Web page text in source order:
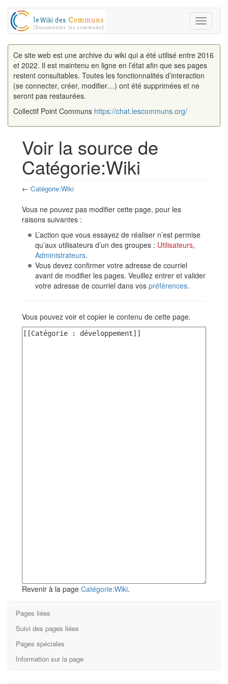
Toggle
Ce site web est une archive du wiki qui a été utilisé entre 2016
et 2022. Il est maintenu en ligne en l’état afin que ses pages
restent consultables. Toutes les fonctionnalités d’interaction
(se connecter, créer, modifier…) ont été supprimées et ne
seront pas restaurées.
Collectif Point Communs https://chat.lescommuns.org/
Voir la source de
Catégorie:Wiki
← Catégorie:Wiki
Vous ne pouvez pas modifier cette page, pour les
raisons suivantes :
L’action que vous essayez de réaliser n’est permise
qu’aux utilisateurs d’un des groupes : Utilisateurs,
Administrateurs.
Vous devez confirmer votre adresse de courriel
avant de modifier les pages. Veuillez entrer et valider
votre adresse de courriel dans vos préférences.
Vous pouvez voir et copier le contenu de cette page.
Revenir à la page Catégorie:Wiki.
Pages liées
Suivi des pages liées
Pages spéciales
Information sur la page